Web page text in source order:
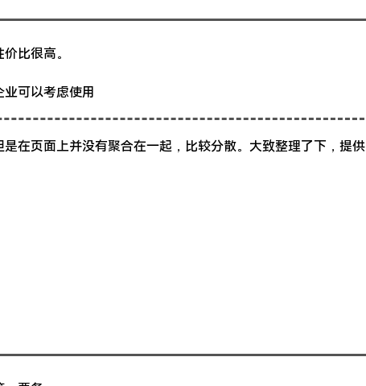
比很高。
可以考虑使用
在页面上并没有聚合在一起，比较分散。大致整理了下，提供